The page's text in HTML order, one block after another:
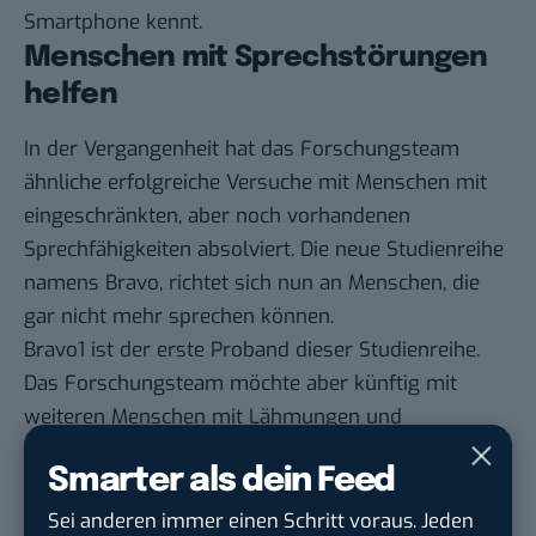
Smarter als dein Feed
Sei anderen immer einen Schritt voraus. Jeden
Smartphone kennt.
Menschen mit Sprechstörungen
helfen
In der Vergangenheit hat das Forschungsteam
ähnliche erfolgreiche Versuche mit Menschen mit
eingeschränkten, aber noch vorhandenen
Sprechfähigkeiten absolviert. Die neue Studienreihe
namens Bravo, richtet sich nun an Menschen, die
gar nicht mehr sprechen können.
Bravo1 ist der erste Proband dieser Studienreihe.
Das Forschungsteam möchte aber künftig mit
weiteren Menschen mit Lähmungen und
verschiedenen Sprechstörungen arbeiten und
außerdem sowohl den Wortschatz des
Übersetzungscomputers als auch die